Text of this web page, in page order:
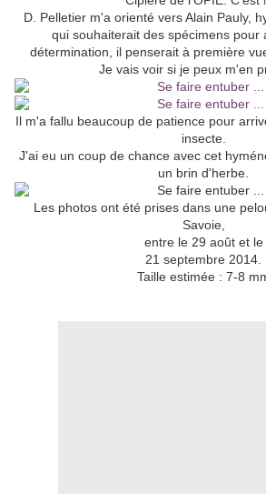
D. Pelletier m'a orienté vers Alain Pauly,
qui souhaiterait des spécimens pour
détermination, il penserait à première
Je vais voir si je peux m'en
Il m'a fallu beaucoup de patience pour
insecte.
J'ai eu un coup de chance avec cet
un brin d'herbe.
Les photos ont été prises dans une
Savoie,
entre le 29 août et le
21 septembre 2014.
Taille estimée : 7-8